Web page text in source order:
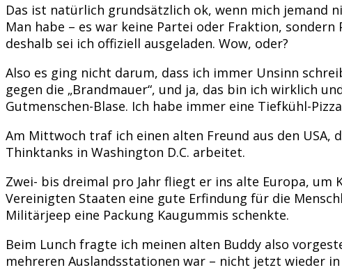
Das ist natürlich grundsätzlich ok, wenn mich jemand
Man habe – es war keine Partei oder Fraktion,
deshalb sei ich offiziell ausgeladen. Wow, oder?
Also es ging nicht darum, dass ich immer Unsinn
gegen die „Brandmauer“, und ja, das bin ich wirklich
Gutmenschen-Blase. Ich habe immer eine Tiefkühl-
Am Mittwoch traf ich einen alten Freund aus den
Thinktanks in Washington D.C. arbeitet.
Zwei- bis dreimal pro Jahr fliegt er ins alte Europa,
Vereinigten Staaten eine gute Erfindung für die
Militärjeep eine Packung Kaugummis schenkte.
Beim Lunch fragte ich meinen alten Buddy also
mehreren Auslandsstationen war – nicht jetzt wieder